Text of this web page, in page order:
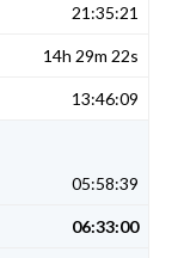
21:35:21
14h 29m 22s
13:46:09
05:58:39
06:33:00